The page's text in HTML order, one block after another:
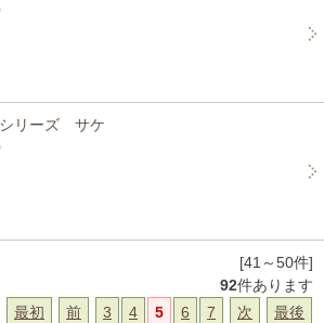
リーズ サケ
[41～50件]
92件あります
最初
前 3 4 5 6 7 次 最後